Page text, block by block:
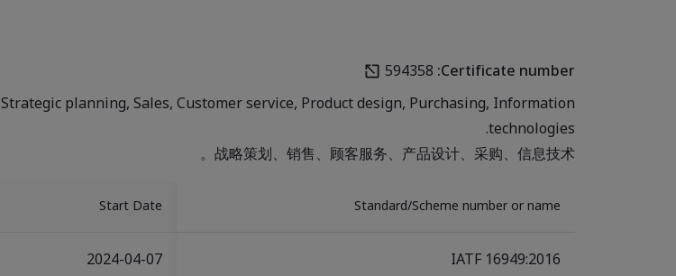
Certificate number:
594358
Strategic planning, Sales, Customer service, Product design, Purchasing, Information
technologies.
战略策划、销售、顾客服务、产品设计、采购、信息技术。
Standard/Scheme number or name
Start Date
IATF 16949:2016
2024-04-07